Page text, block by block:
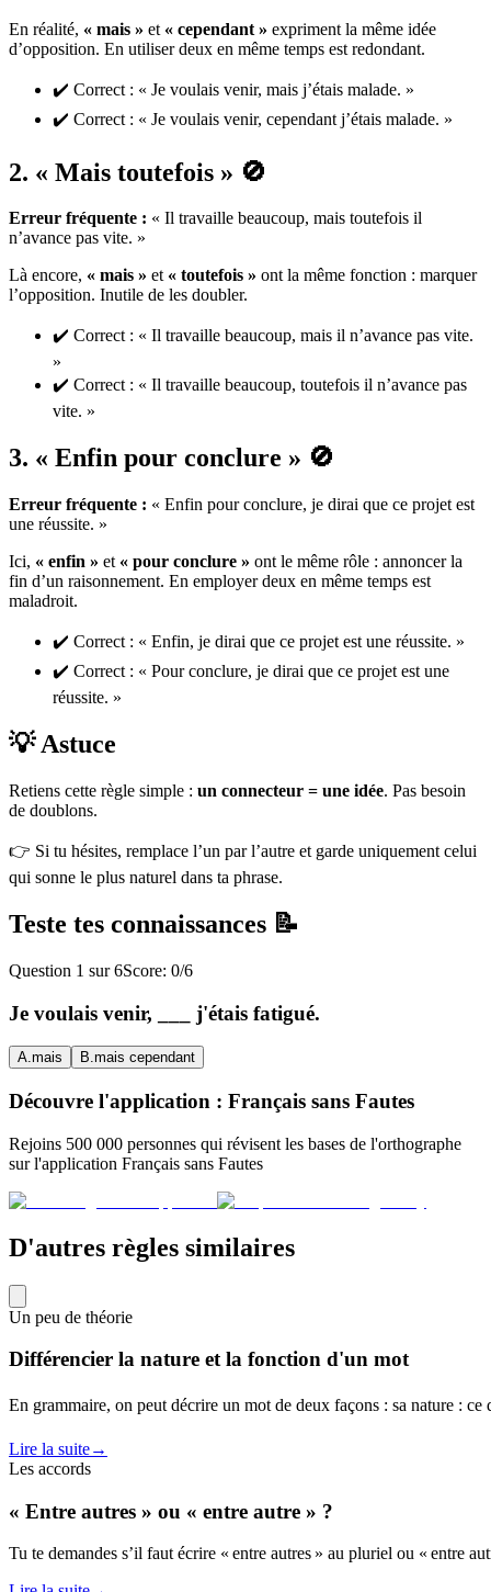
En réalité, « mais » et « cependant » expriment la même idée
d’opposition. En utiliser deux en même temps est redondant.
✔️ Correct : « Je voulais venir, mais j’étais malade. »
✔️ Correct : « Je voulais venir, cependant j’étais malade. »
2. « Mais toutefois » 🚫
Erreur fréquente : « Il travaille beaucoup, mais toutefois il
n’avance pas vite. »
Là encore, « mais » et « toutefois » ont la même fonction : marquer
l’opposition. Inutile de les doubler.
✔️ Correct : « Il travaille beaucoup, mais il n’avance pas vite.
»
✔️ Correct : « Il travaille beaucoup, toutefois il n’avance pas
vite. »
3. « Enfin pour conclure » 🚫
Erreur fréquente : « Enfin pour conclure, je dirai que ce projet est
une réussite. »
Ici, « enfin » et « pour conclure » ont le même rôle : annoncer la
fin d’un raisonnement. En employer deux en même temps est
maladroit.
✔️ Correct : « Enfin, je dirai que ce projet est une réussite. »
✔️ Correct : « Pour conclure, je dirai que ce projet est une
réussite. »
💡 Astuce
Retiens cette règle simple : un connecteur = une idée. Pas besoin
de doublons.
👉 Si tu hésites, remplace l’un par l’autre et garde uniquement celui
qui sonne le plus naturel dans ta phrase.
Teste tes connaissances 📝
Question 1 sur6Score: 0/6
Je voulais venir, ___ j'étais fatigué.
A.mais B.mais cependant
Découvre l'application : Français sans Fautes
Rejoins 500 000 personnes qui révisent les bases de l'orthographe
sur l'application Français sans Fautes
D'autres règles similaires
Un peu de théorie
Différencier la nature et la fonction d'un mot
En grammaire, on peut décrire un mot de deux façons : sa nature :
Lire la suite→
Les accords
« Entre autres » ou « entre autre » ?
Tu te demandes s’il faut écrire « entre autres » au pluriel ou « entre